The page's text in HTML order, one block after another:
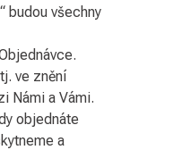
budou všechny
ve znění
Námi a Vámi.
objednáte
a